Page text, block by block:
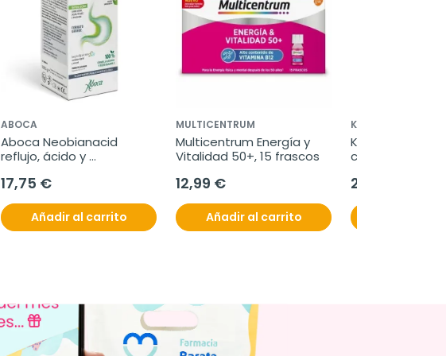
ABOCA
Aboca Neobianacid
reflujo, ácido y
70 comprimidos
17,75 €
Añadir al carrito
MULTICENTRUM
Multicentrum Energía y
Vitalidad 50+, 15 frascos
12,99 €
Añadir al carrito
KONCARE
Koncare
cápsulas
27,50 €